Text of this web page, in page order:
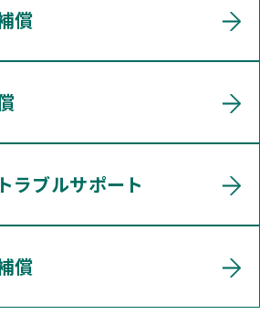
償
ラブルサポート
償